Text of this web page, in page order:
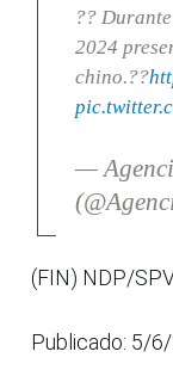
??
2024
chino.??
—
(FIN) NDP/
Publicado: 5/